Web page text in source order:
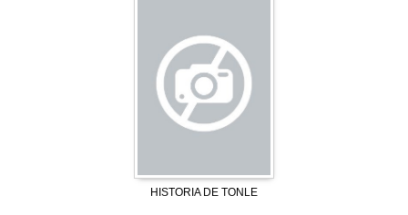
HISTORIA DE TONLE